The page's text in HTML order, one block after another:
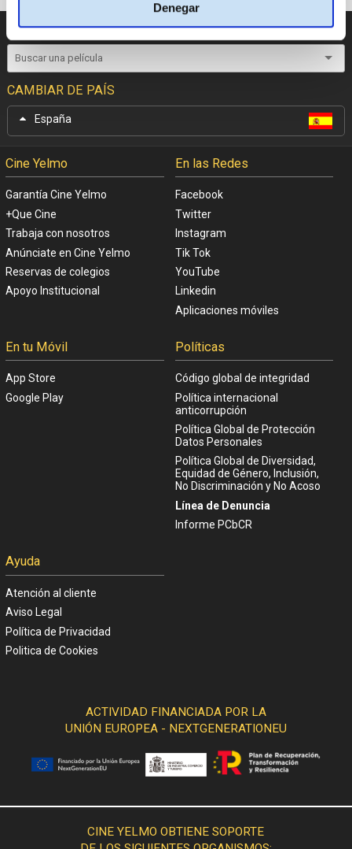
Denegar
CATÁLOGO DE PELÍCULAS
CAMBIAR DE PAÍS
España
Cine Yelmo
Garantía Cine Yelmo
+Que Cine
Trabaja con nosotros
Anúnciate en Cine Yelmo
Reservas de colegios
Apoyo Institucional
En las Redes
Facebook
Twitter
Instagram
Tik Tok
YouTube
Linkedin
Aplicaciones móviles
En tu Móvil
App Store
Google Play
Políticas
Código global de integridad
Política internacional
anticorrupción
Política Global de Protección
Datos Personales
Política Global de Diversidad,
Equidad de Género, Inclusión,
No Discriminación y No Acoso
Línea de Denuncia
Informe PCbCR
Ayuda
Atención al cliente
Aviso Legal
Política de Privacidad
Politica de Cookies
ACTIVIDAD FINANCIADA POR LA
UNIÓN EUROPEA - NEXTGENERATIONEU
CINE YELMO OBTIENE SOPORTE